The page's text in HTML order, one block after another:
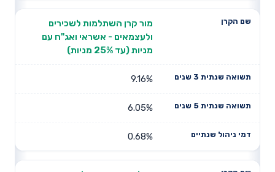
מור קרן השתלמות לשכירים
ולעצמאים - אשראי ואג"ח עם
מניות (עד 25% מניות)
9.16%
6.05%
0.68%